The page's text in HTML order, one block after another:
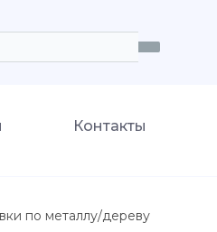
Контакты
по металлу/дереву